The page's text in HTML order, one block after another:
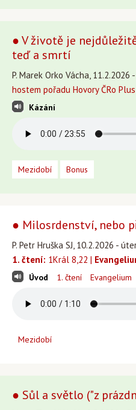
● V životě je
teď a smrtí
P. Marek Orko Vácha,
hostem pořadu Hovory ČRo
Kázání
Mezidobí Bonus
● Milosrdenství, nebo
P. Petr Hruška SJ, 10.2.2026 -
1. čtení: 1Král 8,22 |
Úvod 1. čtení Evangelium
Mezidobí
● Sůl a světlo ("z